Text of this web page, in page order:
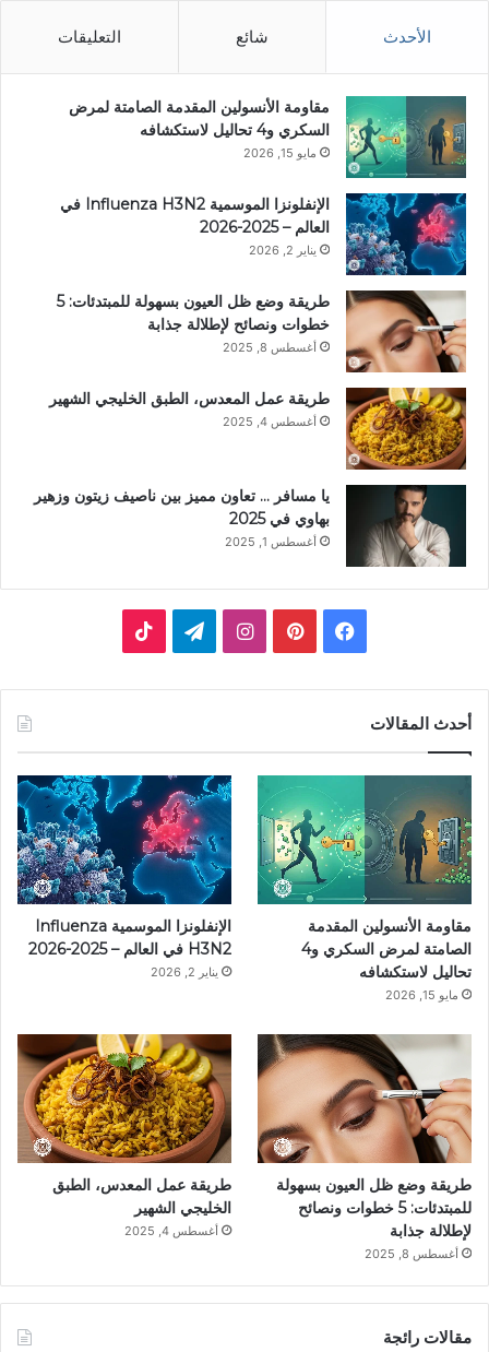
الأحدث شائع التعليقات
مقاومة الأنسولين المقدمة الصامتة لمرض
السكري و4 تحاليل لاستكشافه
مايو 15, 2026
الإنفلونزا الموسمية Influenza H3N2 في
العالم – 2025-2026
يناير 2, 2026
طريقة وضع ظل العيون بسهولة للمبتدئات: 5
خطوات ونصائح لإطلالة جذابة
أغسطس 8, 2025
طريقة عمل المعدس، الطبق الخليجي الشهير
أغسطس 4, 2025
يا مسافر … تعاون مميز بين ناصيف زيتون وزهير
بهاوي في 2025
أغسطس 1, 2025
و
ك
ي
ر
ي
ق
ر
م
ر
ا
T
k
أحدث المقالات
مقاومة الأنسولين المقدمة
الصامتة لمرض السكري و4
تحاليل لاستكشافه
مايو 15, 2026
الإنفلونزا الموسمية Influenza
H3N2 في العالم – 2025-2026
يناير 2, 2026
طريقة وضع ظل العيون بسهولة
للمبتدئات: 5 خطوات ونصائح
لإطلالة جذابة
أغسطس 8, 2025
طريقة عمل المعدس، الطبق
الخليجي الشهير
أغسطس 4, 2025
مقالات رائجة